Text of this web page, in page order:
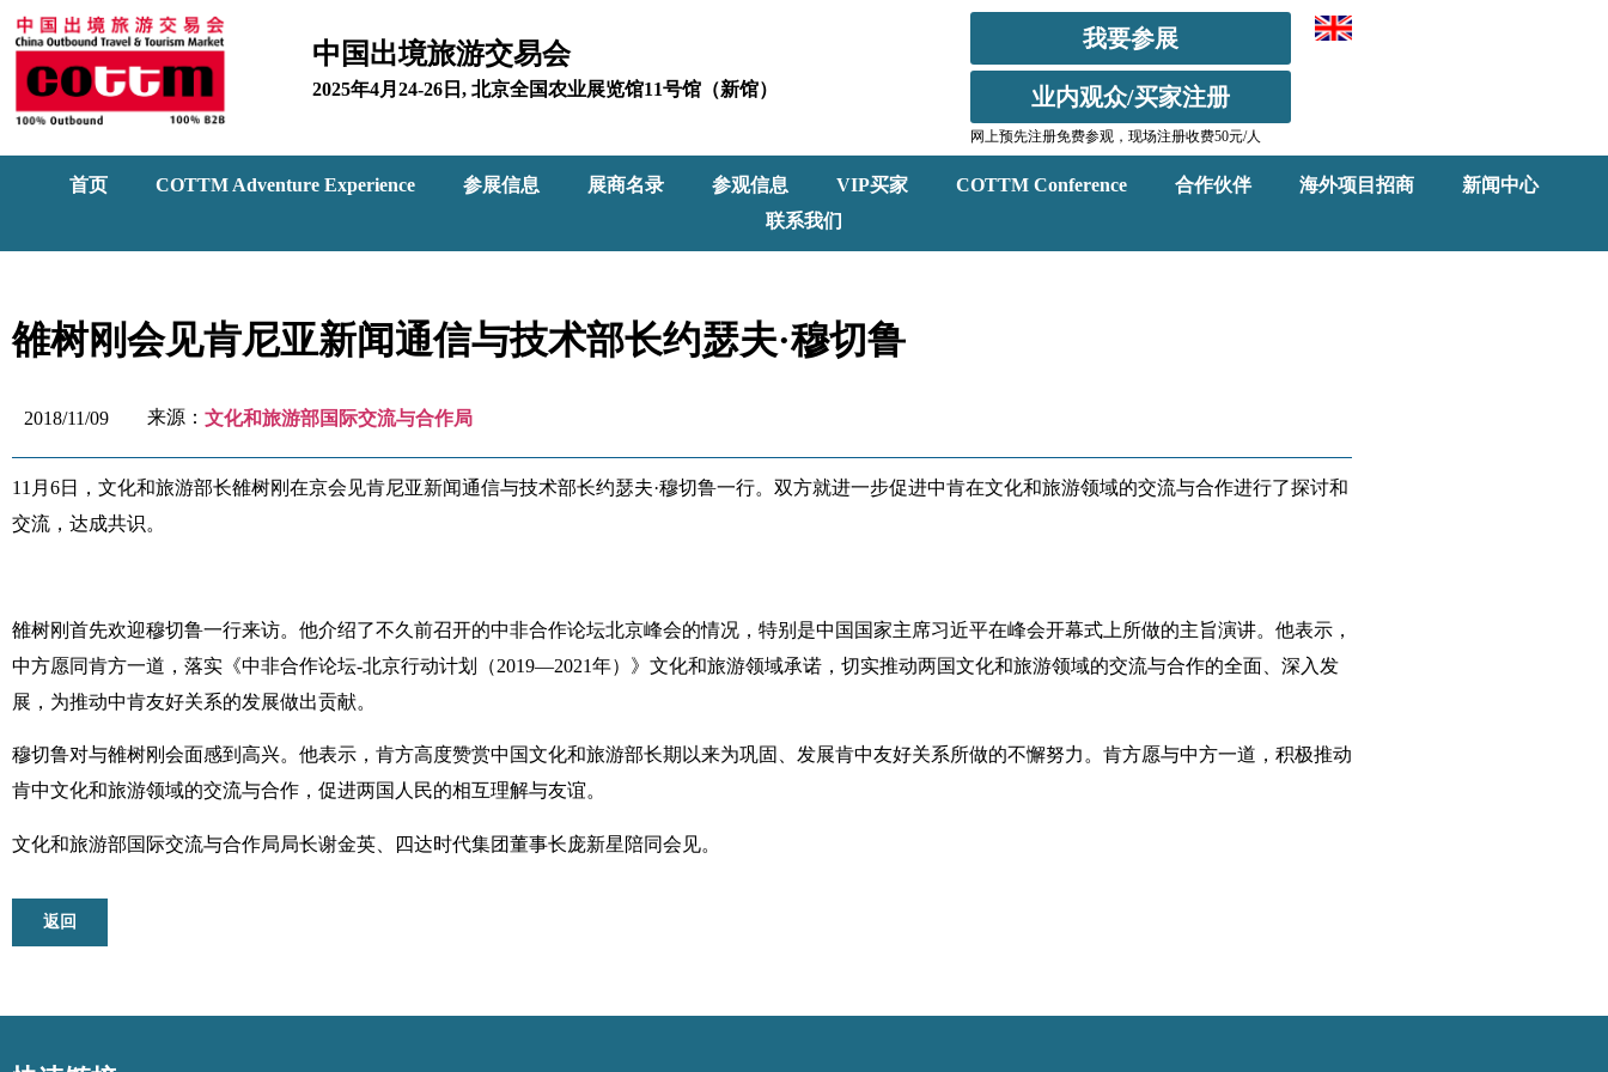
中国出境旅游交易会
2025年4月24-26日, 北京全国农业展览馆11号馆（新馆）
我要参展
业内观众/买家注册
网上预先注册免费参观，现场注册收费50元/人
首页 COTTM Adventure Experience 参展信息 展商名录 参观信息 VIP买家 COTTM Conference 合作伙伴 海外项目招商
新闻中心
联系我们
雒树刚会见肯尼亚新闻通信与技术部长约瑟夫·穆切鲁
2018/11/09 来源： 文化和旅游部国际交流与合作局
11月6日，文化和旅游部长雒树刚在京会见肯尼亚新闻通信与技术部长约瑟夫·穆切鲁一行。双方就进一步促进中肯在文化和旅游领域的交流与合作进行了探讨和
交流，达成共识。
雒树刚首先欢迎穆切鲁一行来访。他介绍了不久前召开的中非合作论坛北京峰会的情况，特别是中国国家主席习近平在峰会开幕式上所做的主旨演讲。他表示，
中方愿同肯方一道，落实《中非合作论坛-北京行动计划（2019—2021年）》文化和旅游领域承诺，切实推动两国文化和旅游领域的交流与合作的全面、深入发
展，为推动中肯友好关系的发展做出贡献。
穆切鲁对与雒树刚会面感到高兴。他表示，肯方高度赞赏中国文化和旅游部长期以来为巩固、发展肯中友好关系所做的不懈努力。肯方愿与中方一道，积极推动
肯中文化和旅游领域的交流与合作，促进两国人民的相互理解与友谊。
文化和旅游部国际交流与合作局局长谢金英、四达时代集团董事长庞新星陪同会见。
返回